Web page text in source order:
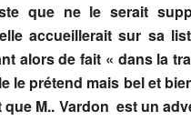
que ne le serait
accueillerait sur sa
alors de fait « dans la
le prétend mais bel et
M.. Vardon est un